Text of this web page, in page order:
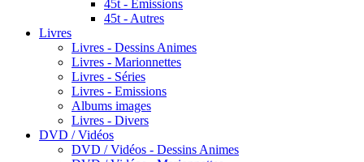
45t - Emissions
45t - Autres
Livres
Livres - Dessins Animes
Livres - Marionnettes
Livres - Séries
Livres - Emissions
Albums images
Livres - Divers
DVD / Vidéos
DVD / Vidéos - Dessins Animes